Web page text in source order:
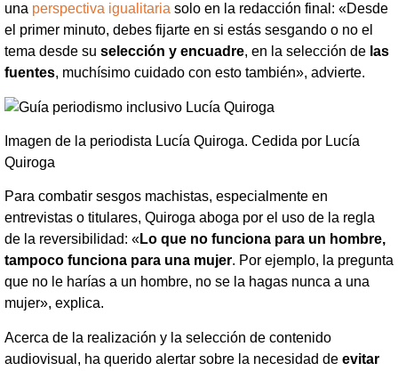
una perspectiva igualitaria solo en la redacción final: «Desde
el primer minuto, debes fijarte en si estás sesgando o no el
tema desde su selección y encuadre, en la selección de las
fuentes, muchísimo cuidado con esto también», advierte.
Imagen de la periodista Lucía Quiroga. Cedida por Lucía
Quiroga
Para combatir sesgos machistas, especialmente en
entrevistas o titulares, Quiroga aboga por el uso de la regla
de la reversibilidad: «Lo que no funciona para un hombre,
tampoco funciona para una mujer. Por ejemplo, la pregunta
que no le harías a un hombre, no se la hagas nunca a una
mujer», explica.
Acerca de la realización y la selección de contenido
audiovisual, ha querido alertar sobre la necesidad de evitar